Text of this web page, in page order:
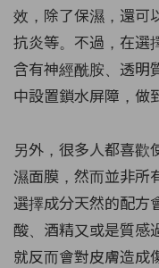
效，除了保濕，還可
抗炎等。不過，在選
含有神經酰胺、透明
中設置鎖水屏障，做
另外，很多人都喜歡
濕面膜，然而並非所
選擇成分天然的配方
酸、酒精又或是質感
就反而會對皮膚造成